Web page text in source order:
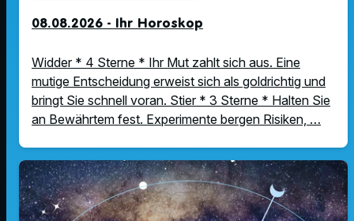
08.08.2026 - Ihr Horoskop
Widder * 4 Sterne * Ihr Mut zahlt sich aus. Eine
mutige Entscheidung erweist sich als goldrichtig und
bringt Sie schnell voran. Stier * 3 Sterne * Halten Sie
an Bewährtem fest. Experimente bergen Risiken, …